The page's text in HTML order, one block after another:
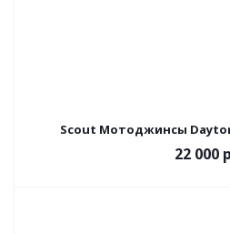
Scout Мотоджинсы
22 000